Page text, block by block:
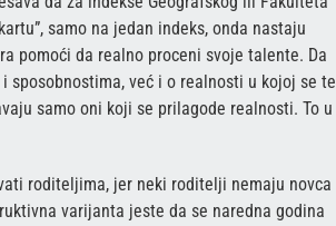
samo na jedan indeks, onda nastaju
pomoći da realno proceni svoje talente. Da
sposobnostima, već i o realnosti u kojoj se te
samo oni koji se prilagode realnosti. To u
roditeljima, jer neki roditelji nemaju novca
varijanta jeste da se naredna godina